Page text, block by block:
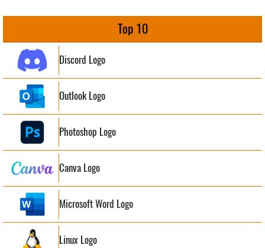
Top 10
Discord Logo
Outlook Logo
Photoshop Logo
Canva Logo
Microsoft Word Logo
Linux Logo